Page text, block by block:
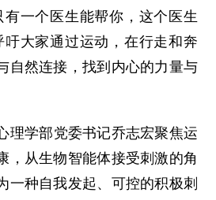
有一个医生能帮你，这个医生
吁大家通过运动，在行走和奔
自然连接，找到内心的力量与
学部党委书记乔志宏聚焦运
，从生物智能体接受刺激的角
一种自我发起、可控的积极刺